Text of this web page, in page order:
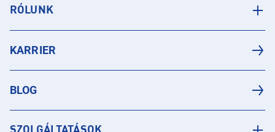
RÓLUNK
KARRIER
BLOG